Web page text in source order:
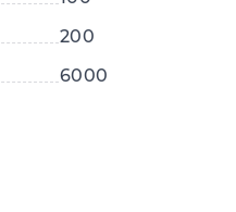
200
6000